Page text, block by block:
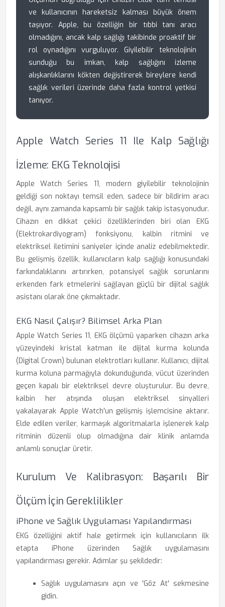
ve kullanıcının hareketsiz kalması büyük önem
taşıyor. Apple, bu özelliğin bir tıbbi tanı aracı
olmadığını, ancak kalp sağlığı takibinde proaktif bir
rol oynadığını vurguluyor. Giyilebilir teknolojinin
sunduğu bu imkan, kalp sağlığını izleme
alışkanlıklarını kökten değiştirerek bireylere kendi
sağlık verileri üzerinde daha fazla kontrol yetkisi
tanıyor.
Apple Watch Series 11 Ile Kalp Sağlığı
İzleme: EKG Teknolojisi
Apple Watch Series 11, modern giyilebilir teknolojinin
geldiği son noktayı temsil eden, sadece bir bildirim aracı
değil, aynı zamanda kapsamlı bir sağlık takip istasyonudur.
Cihazın en dikkat çekici özelliklerinden biri olan EKG
(Elektrokardiyogram) fonksiyonu, kalbin ritmini ve
elektriksel iletimini saniyeler içinde analiz edebilmektedir.
Bu gelişmiş özellik, kullanıcıların kalp sağlığı konusundaki
farkındalıklarını artırırken, potansiyel sağlık sorunlarını
erkenden fark etmelerini sağlayan güçlü bir dijital sağlık
asistanı olarak öne çıkmaktadır.
EKG Nasıl Çalışır? Bilimsel Arka Plan
Apple Watch Series 11, EKG ölçümü yaparken cihazın arka
yüzeyindeki kristal katman ile dijital kurma kolunda
(Digital Crown) bulunan elektrotları kullanır. Kullanıcı, dijital
kurma koluna parmağıyla dokunduğunda, vücut üzerinden
geçen kapalı bir elektriksel devre oluşturulur. Bu devre,
kalbin her atışında oluşan elektriksel sinyalleri
yakalayarak Apple Watch'un gelişmiş işlemcisine aktarır.
Elde edilen veriler, karmaşık algoritmalarla işlenerek kalp
ritminin düzenli olup olmadığına dair klinik anlamda
anlamlı sonuçlar üretir.
Kurulum Ve Kalibrasyon: Başarılı Bir
Ölçüm İçin Gereklilikler
iPhone ve Sağlık Uygulaması Yapılandırması
EKG özelliğini aktif hale getirmek için kullanıcıların ilk
etapta iPhone üzerinden Sağlık uygulamasını
yapılandırması gerekir. Adımlar şu şekildedir:
Sağlık uygulamasını açın ve 'Göz At' sekmesine
gidin.